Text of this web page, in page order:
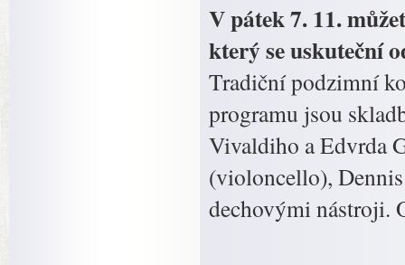
V pátek 7. 11.
který se uskuteční
Tradiční podzimní
programu jsou
Vivaldiho a Edvrda
(violoncello),
dechovými nástroji.